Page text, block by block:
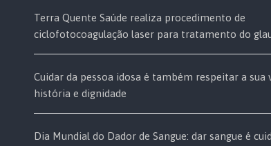
Terra Quente Saúde realiza procedimento de
ciclofotocoagulação laser para tratamento do
Cuidar da pessoa idosa é também respeitar a sua
história e dignidade
Dia Mundial do Dador de Sangue: dar sangue é